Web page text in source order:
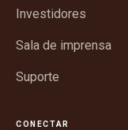
Investidores
Sala de imprensa
Suporte
CONECTAR